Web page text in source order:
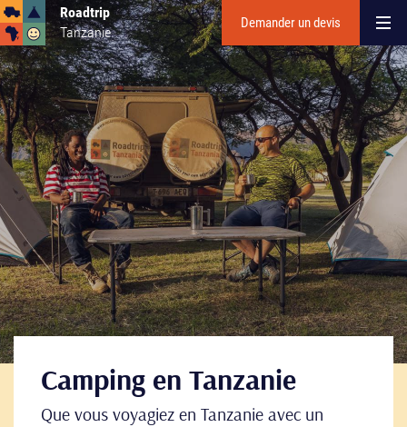
Roadtrip
Tanzanie
Demander un devis
Camping en Tanzanie
Que vous voyagiez en Tanzanie avec un